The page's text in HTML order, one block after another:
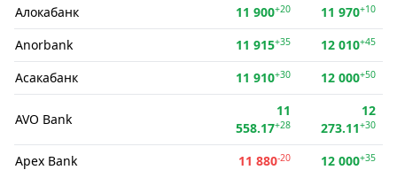
Алокабанк 11 900+20 11 970+10
Anorbank 11 915+35 12 010+45
Асакабанк 11 910+30 12 000+50
AVO Bank
11
558.17+28
12
273.11+30
Apex Bank 11 880-20 12 000+35